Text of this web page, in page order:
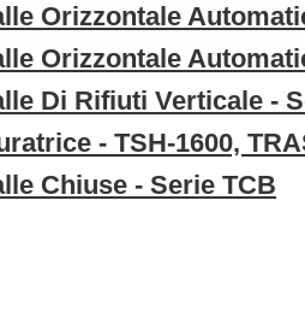
Orizzontale
Orizzontale
Di Rifiuti Verticale -
- TSH-1600,
Chiuse - Serie TCB